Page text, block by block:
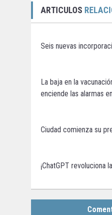
ARTICULOS
Seis nuevas
La baja en la
enciende las alarmas
Ciudad comienza su
¡ChatGPT revoluciona